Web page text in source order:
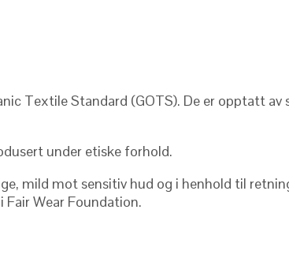
Textile Standard (GOTS). De er opptatt av
under etiske forhold.
mild mot sensitiv hud og i henhold til
Wear Foundation.